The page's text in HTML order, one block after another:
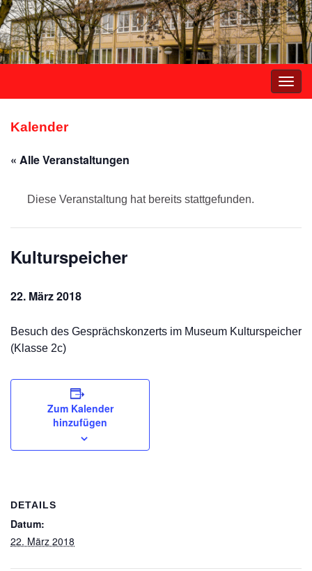
Kalender
« Alle Veranstaltungen
Diese Veranstaltung hat bereits stattgefunden.
Kulturspeicher
22. März 2018
Besuch des Gesprächskonzerts im Museum Kulturspeicher
(Klasse 2c)
Zum Kalender
hinzufügen
DETAILS
Datum:
22. März 2018